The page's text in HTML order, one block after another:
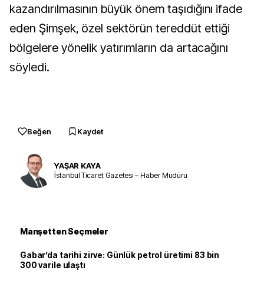
kazandırılmasının büyük önem taşıdığını ifade
eden Şimşek, özel sektörün tereddüt ettiği
bölgelere yönelik yatırımların da artacağını
söyledi.
Beğen Kaydet
YAŞAR KAYA
İstanbul Ticaret Gazetesi – Haber Müdürü
Manşetten Seçmeler
Gabar’da tarihi zirve: Günlük petrol üretimi 83 bin
300 varile ulaştı